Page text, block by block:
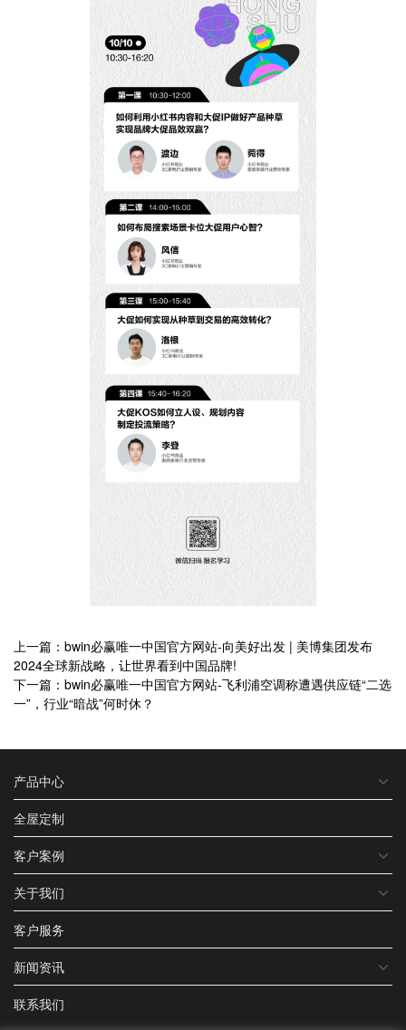
上一篇：bwin必赢唯一中国官方网站-向美好出发 | 美博集团发布
2024全球新战略，让世界看到中国品牌!
下一篇：bwin必赢唯一中国官方网站-飞利浦空调称遭遇供应链“二选
一”，行业“暗战”何时休？
产品中心
全屋定制
客户案例
关于我们
客户服务
新闻资讯
联系我们